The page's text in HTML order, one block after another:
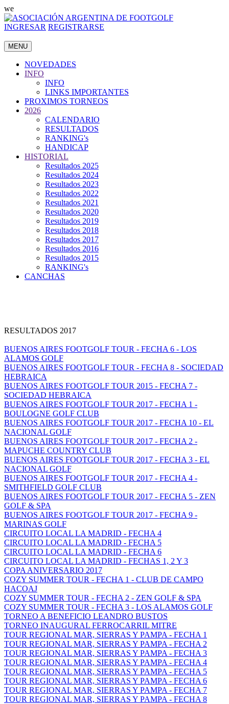
we
INGRESAR REGISTRARSE
MENU
NOVEDADES
INFO
INFO
LINKS IMPORTANTES
PROXIMOS TORNEOS
2026
CALENDARIO
RESULTADOS
RANKING's
HANDICAP
HISTORIAL
Resultados 2025
Resultados 2024
Resultados 2023
Resultados 2022
Resultados 2021
Resultados 2020
Resultados 2019
Resultados 2018
Resultados 2017
Resultados 2016
Resultados 2015
RANKING's
CANCHAS
RESULTADOS 2017
BUENOS AIRES FOOTGOLF TOUR - FECHA 6 - LOS
ALAMOS GOLF
BUENOS AIRES FOOTGOLF TOUR - FECHA 8 - SOCIEDAD
HEBRAICA
BUENOS AIRES FOOTGOLF TOUR 2015 - FECHA 7 -
SOCIEDAD HEBRAICA
BUENOS AIRES FOOTGOLF TOUR 2017 - FECHA 1 -
BOULOGNE GOLF CLUB
BUENOS AIRES FOOTGOLF TOUR 2017 - FECHA 10 - EL
NACIONAL GOLF
BUENOS AIRES FOOTGOLF TOUR 2017 - FECHA 2 -
MAPUCHE COUNTRY CLUB
BUENOS AIRES FOOTGOLF TOUR 2017 - FECHA 3 - EL
NACIONAL GOLF
BUENOS AIRES FOOTGOLF TOUR 2017 - FECHA 4 -
SMITHFIELD GOLF CLUB
BUENOS AIRES FOOTGOLF TOUR 2017 - FECHA 5 - ZEN
GOLF & SPA
BUENOS AIRES FOOTGOLF TOUR 2017 - FECHA 9 -
MARINAS GOLF
CIRCUITO LOCAL LA MADRID - FECHA 4
CIRCUITO LOCAL LA MADRID - FECHA 5
CIRCUITO LOCAL LA MADRID - FECHA 6
CIRCUITO LOCAL LA MADRID - FECHAS 1, 2 Y 3
COPA ANIVERSARIO 2017
COZY SUMMER TOUR - FECHA 1 - CLUB DE CAMPO
HACOAJ
COZY SUMMER TOUR - FECHA 2 - ZEN GOLF & SPA
COZY SUMMER TOUR - FECHA 3 - LOS ALAMOS GOLF
TORNEO A BENEFICIO LEANDRO BUSTOS
TORNEO INAUGURAL FERROCARRIL MITRE
TOUR REGIONAL MAR, SIERRAS Y PAMPA - FECHA 1
TOUR REGIONAL MAR, SIERRAS Y PAMPA - FECHA 2
TOUR REGIONAL MAR, SIERRAS Y PAMPA - FECHA 3
TOUR REGIONAL MAR, SIERRAS Y PAMPA - FECHA 4
TOUR REGIONAL MAR, SIERRAS Y PAMPA - FECHA 5
TOUR REGIONAL MAR, SIERRAS Y PAMPA - FECHA 6
TOUR REGIONAL MAR, SIERRAS Y PAMPA - FECHA 7
TOUR REGIONAL MAR, SIERRAS Y PAMPA - FECHA 8